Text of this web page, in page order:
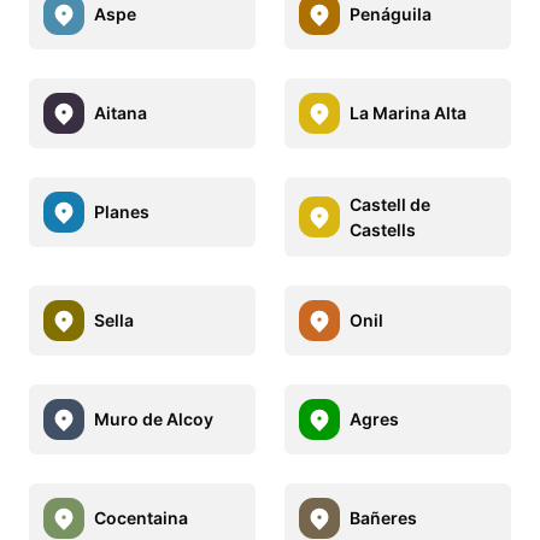
Aspe Penáguila
Aitana La Marina Alta
Planes
Castell de
Castells
Sella Onil
Muro de Alcoy Agres
Cocentaina Bañeres